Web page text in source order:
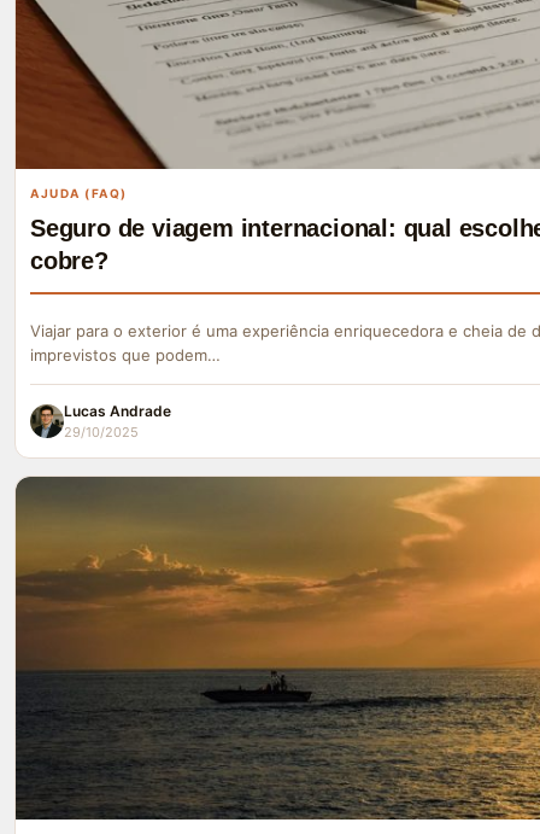
AJUDA (FAQ)
Seguro de viagem internacional: qual
cobre?
Viajar para o exterior é uma experiência enriquecedora e cheia de
imprevistos que podem…
Lucas Andrade
29/10/2025